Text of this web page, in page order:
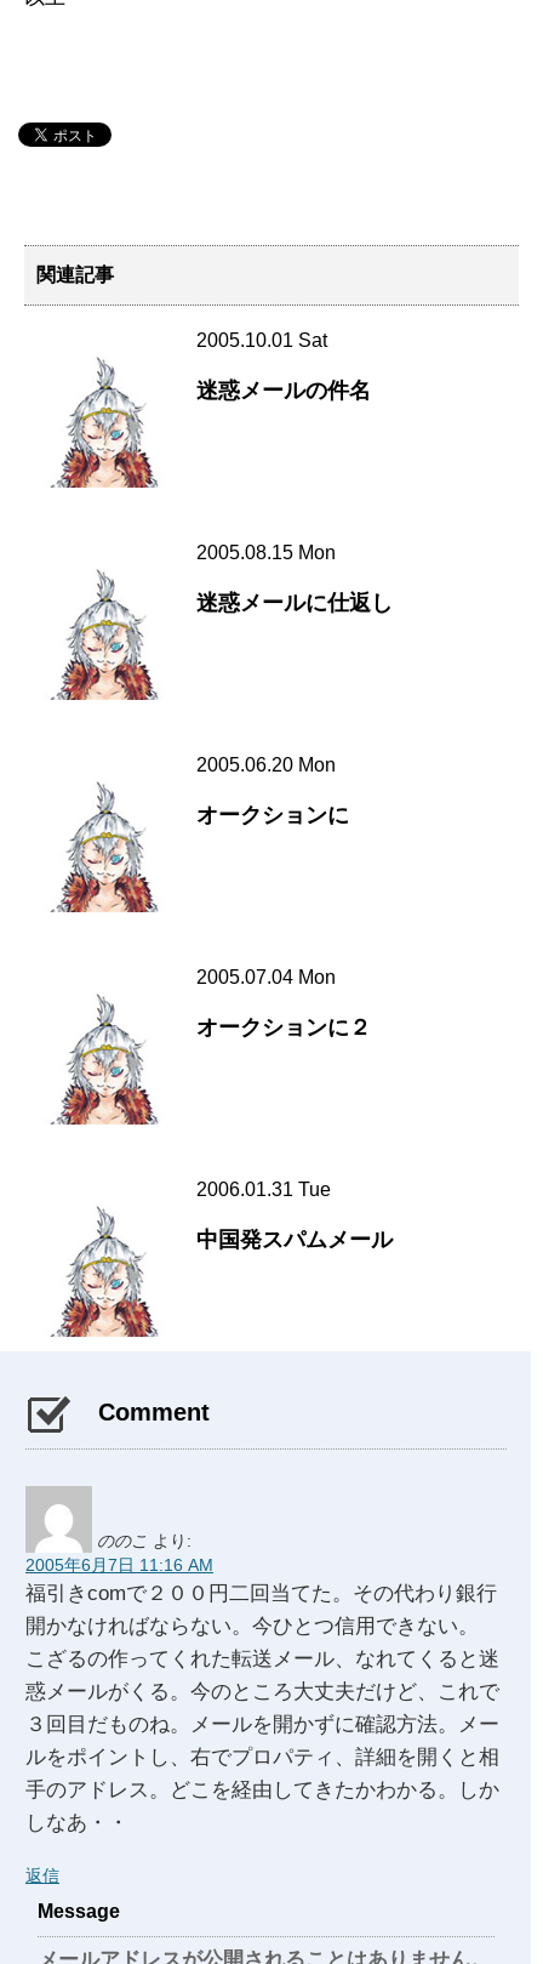
関連記事
2005.10.01 Sat
迷惑メールの件名
2005.08.15 Mon
迷惑メールに仕返し
2005.06.20 Mon
オークションに
2005.07.04 Mon
オークションに２
2006.01.31 Tue
中国発スパムメール
Comment
ののこ より:
2005年6月7日 11:16 AM
福引きcomで２００円二回当てた。その代わり銀行
開かなければならない。今ひとつ信用できない。
こざるの作ってくれた転送メール、なれてくると迷
惑メールがくる。今のところ大丈夫だけど、これで
３回目だものね。メールを開かずに確認方法。メー
ルをポイントし、右でプロパティ、詳細を開くと相
手のアドレス。どこを経由してきたかわかる。しか
しなあ・・
返信
Message